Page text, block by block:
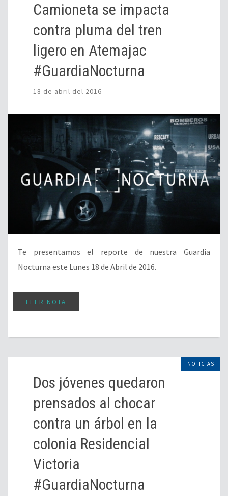
Camioneta se impacta
contra pluma del tren
ligero en Atemajac
#GuardiaNocturna
18 de abril del 2016
Te presentamos el reporte de nuestra Guardia
Nocturna este Lunes 18 de Abril de 2016.
LEER NOTA
NOTICIAS
Dos jóvenes quedaron
prensados al chocar
contra un árbol en la
colonia Residencial
Victoria
#GuardiaNocturna